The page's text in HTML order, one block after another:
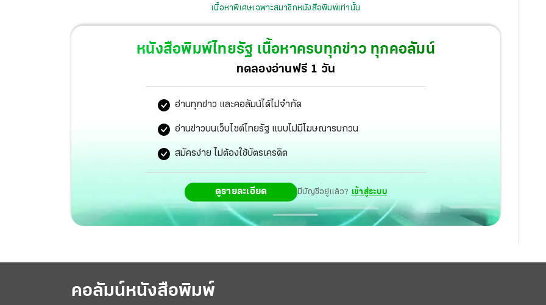
เนื้อหาพิเศษเฉพาะสมาชิกหนังสือพิมพ์เท่านั้น
หนังสือพิมพ์ไทยรัฐ เนื้อหาครบทุกข่าว ทุกคอลัมน์
ทดลองอ่านฟรี 1 วัน
อ่านทุกข่าว และคอลัมน์ได้ไม่จำกัด
อ่านข่าวบนเว็บไซต์ไทยรัฐ แบบไม่มีโฆษณารบกวน
สมัครง่าย ไม่ต้องใช้บัตรเครดิต
ดูรายละเอียด มีบัญชีอยู่แล้ว? เข้าสู่ระบบ
คอลัมน์หนังสือพิมพ์